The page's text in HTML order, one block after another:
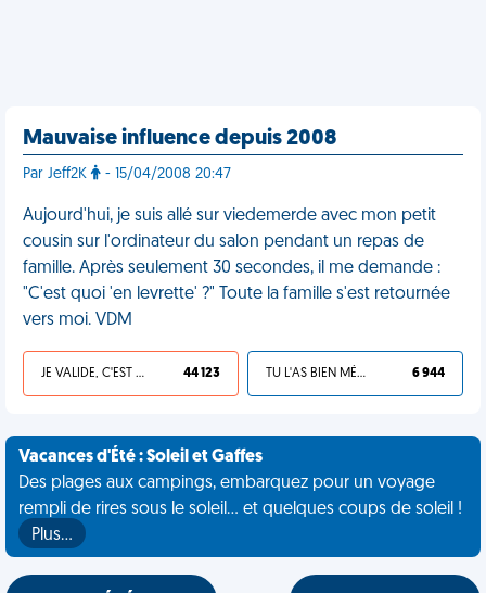
Mauvaise influence depuis 2008
Par Jeff2K - 15/04/2008 20:47
Aujourd'hui, je suis allé sur viedemerde avec mon petit
cousin sur l'ordinateur du salon pendant un repas de
famille. Après seulement 30 secondes, il me demande :
"C'est quoi 'en levrette' ?" Toute la famille s'est retournée
vers moi. VDM
JE VALIDE, C'EST UNE VDM 44 123 TU L'AS BIEN MÉRITÉ 6 944
Vacances d'Été : Soleil et Gaffes
Des plages aux campings, embarquez pour un voyage
rempli de rires sous le soleil... et quelques coups de soleil !
Plus…